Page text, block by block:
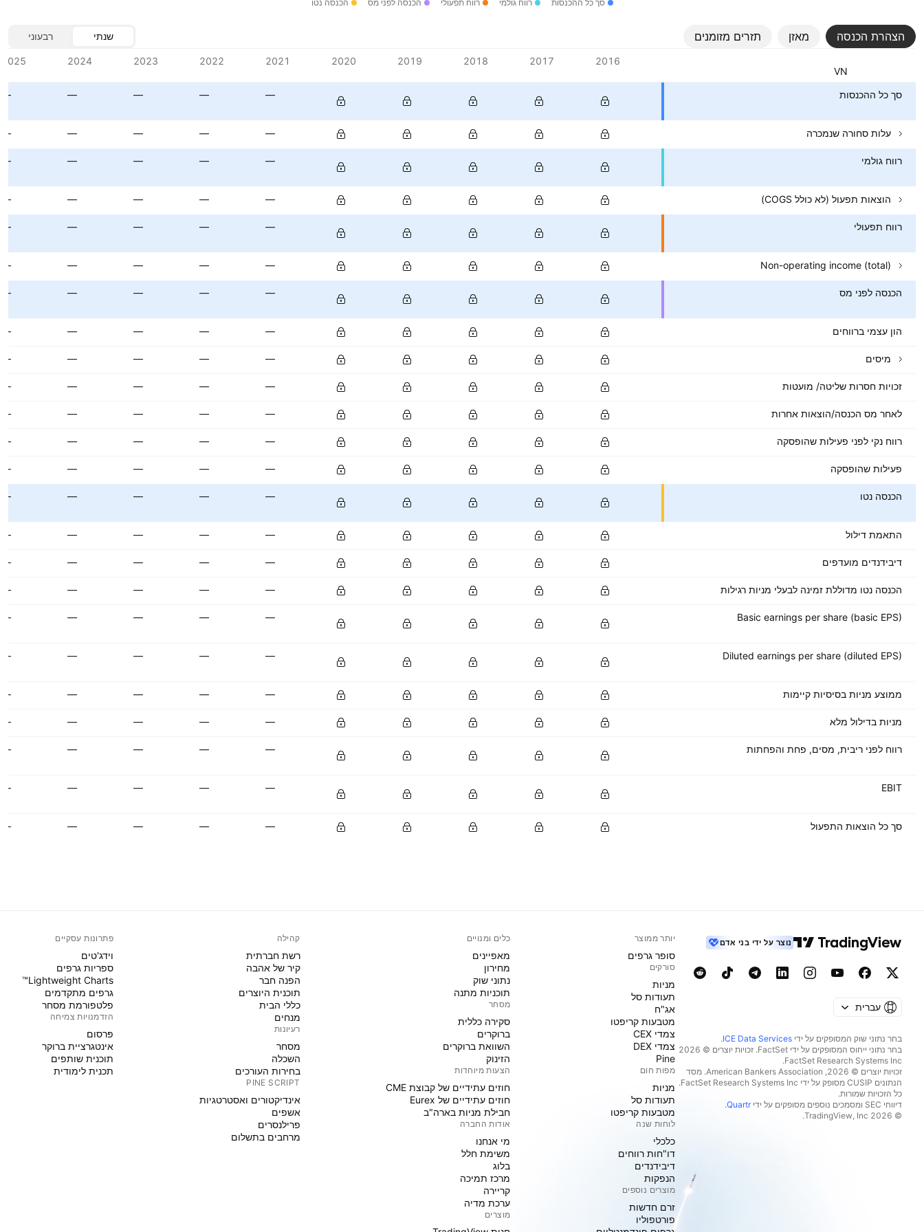
סך כל ההכנסות רווח גולמי רווח תפעולי הכנסה לפני מס הכנסה נטו
הצהרת הכנסה מאזן תזרים מזומנים שנתי
רבעוני
2016
2017
2018
2019
2020
2021
2022
2023
2024
2025
סך כל ההכנסות —
—
—
—
—
עלות סחורה שנמכרה —
—
—
—
—
רווח גולמי —
—
—
—
—
הוצאות תפעול (לא כולל COGS) —
—
—
—
—
רווח תפעולי —
—
—
—
—
Non-operating income (total)
—
—
—
—
—
הכנסה לפני מס —
—
—
—
—
הון עצמי ברווחים —
—
—
—
—
מיסים —
—
—
—
—
זכויות חסרות שליטה/ מועטות —
—
—
—
—
לאחר מס הכנסה/הוצאות אחרות —
—
—
—
—
רווח נקי לפני פעילות שהופסקה —
—
—
—
—
פעילות שהופסקה —
—
—
—
—
הכנסה נטו —
—
—
—
—
התאמת דילול —
—
—
—
—
דיבידנדים מועדפים —
—
—
—
—
הכנסה נטו מדוללת זמינה לבעלי מניות רגילות —
—
—
—
—
Basic earnings per share (basic EPS)
—
—
—
—
—
Diluted earnings per share (diluted EPS)
—
—
—
—
—
ממוצע מניות בסיסיות קיימות —
—
—
—
—
מניות בדילול מלא —
—
—
—
—
רווח לפני ריבית, מסים, פחת והפחתות —
—
—
—
—
EBIT
—
—
—
—
—
סך כל הוצאות התפעול —
—
—
—
—
נוצר על ידי בני אדם
עברית
בחר נתוני שוק המסופקים על ידי ICE Data Services
.
בחר נתוני ייחוס המסופקים על ידי FactSet. זכויות יוצרים © 2026
זכויות יוצרים © 2026, ‏American Bankers Association. מסד
הנתונים CUSIP מסופק על ידי FactSet Research Systems Inc.
כל הזכויות שמורות.
דיווחי SEC ומסמכים נוספים מסופקים על ידי
Quartr
.
© 2026 ‏TradingView, Inc.‏
יותר ממוצר
סופר גרפים
סורקים
מניות‏
תעודות סל
אג"ח
מטבעות קריפטו
צמדי CEX
צמדי DEX
Pine
מפות חום
מניות‏
תעודות סל
מטבעות קריפטו
לוחות שנה
כלכלי
דו"חות רווחים
דיבידנדים
הנפקות
מוצרים נוספים
זרם חדשות
פורטפוליו
כלים ומנויים
מאפיינים
מחירון
נתוני שוק
תוכניות מתנה
מסחר
סקירה כללית
ברוקרים
השוואת ברוקרים
הזינוק
הצעות מיוחדות
חוזים עתידיים של קבוצת CME
חוזים עתידיים של Eurex
חבילת מניות בארה"ב
אודות החברה
מי אנחנו
משימת חלל
בלוג
מרכז תמיכה
קריירה
ערכת מדיה
מוצרים
קהילה
רשת חברתית
קיר של אהבה
הפנה חבר
תוכנית היוצרים
כללי הבית
מנחים
רעיונות
מסחר
השכלה
בחירות העורכים
PINE SCRIPT
אינדיקטורים ואסטרטגיות
אשפים
פרילנסרים
מרחבים בתשלום
פתרונות עסקיים
וידג'טים
ספריות גרפים
Lightweight Charts™
גרפים מתקדמים
פלטפורמת מסחר
הזדמנויות צמיחה
פּרסום
אינטגרציית ברוקר
תוכנית שותפים
תכנית לימודית